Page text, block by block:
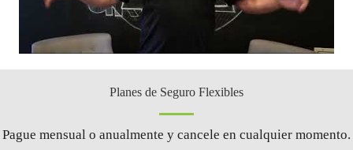
Planes de Seguro Flexibles
Pague mensual o anualmente y cancele en cualquier momento.